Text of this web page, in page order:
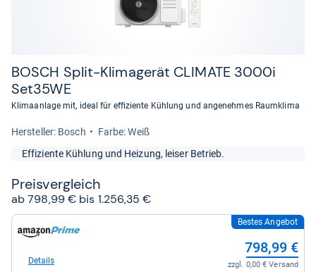
sich
BOSCH Split-​Kli­ma­ge­rät CLI­MATE 3000i
Set35WE
Klimaanlage mit, ideal für effiziente Kühlung und angenehmes Raumklima
Her­stel­ler: Bosch
Farbe: Weiß
Effiziente Kühlung und Heizung, leiser Betrieb.
Preis­ver­gleich
ab 798,99 € bis 1.256,35 €
zum
Shop:
Amazon.de
Bestes Angebot
798,99 €
zzgl. 0,00 € Versand
Details